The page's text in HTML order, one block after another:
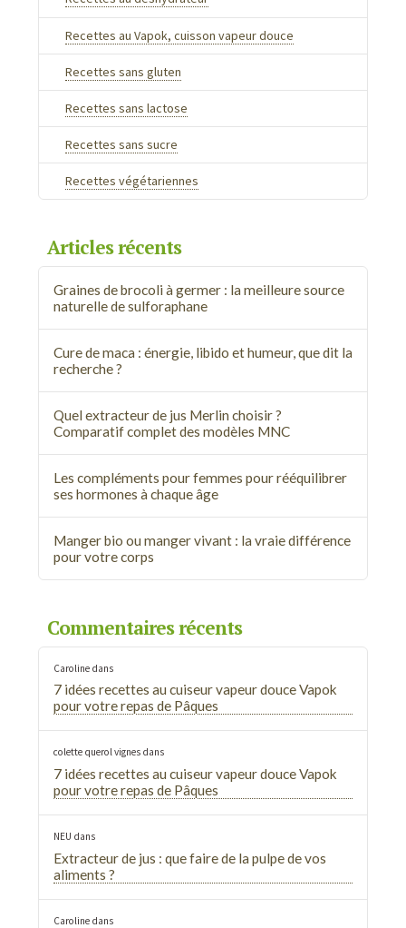
Recettes au Vapok, cuisson vapeur douce
Recettes sans gluten
Recettes sans lactose
Recettes sans sucre
Recettes végétariennes
Articles récents
Graines de brocoli à germer : la meilleure source
naturelle de sulforaphane
Cure de maca : énergie, libido et humeur, que dit la
recherche ?
Quel extracteur de jus Merlin choisir ?
Comparatif complet des modèles MNC
Les compléments pour femmes pour rééquilibrer
ses hormones à chaque âge
Manger bio ou manger vivant : la vraie différence
pour votre corps
Commentaires récents
Carolinedans
7 idées recettes au cuiseur vapeur douce Vapok
pour votre repas de Pâques
colette querol vignesdans
7 idées recettes au cuiseur vapeur douce Vapok
pour votre repas de Pâques
NEU dans
Extracteur de jus : que faire de la pulpe de vos
aliments ?
Carolinedans